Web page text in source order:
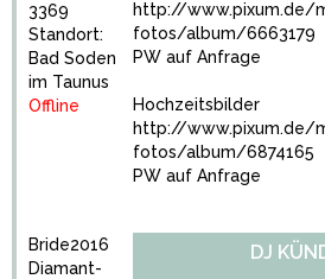
3369
Standort:
Bad Soden
im Taunus
Offline
http://www.pixum.de/
fotos/album/6663179
PW auf Anfrage
Hochzeitsbilder
http://www.pixum.de/
fotos/album/6874165
PW auf Anfrage
Bride2016
Diamant-
DJ